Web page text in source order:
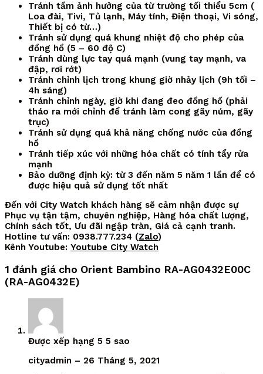
Tránh tầm ảnh hưởng của từ trường tối thiểu 5cm (
Loa đài, Tivi, Tủ lạnh, Máy tính, Điện thoại, Vi sóng,
Thiết bị có từ…)
Tránh sử dụng quá khung nhiệt độ cho phép của
đồng hồ (5 – 60 độ C)
Tránh dùng lực tay quá mạnh (vung tay mạnh, va
đập, rơi rớt)
Tránh chỉnh lịch trong khung giờ nhảy lịch (9h tối –
4h sáng)
Tránh chỉnh ngày, giờ khi đang đeo đồng hồ (phải
tháo ra mới chỉnh để tránh làm cong gãy núm, gãy
trục)
Tránh sử dụng quá khả năng chống nước của đồng
hồ
Tránh tiếp xúc với những hóa chất có tính tẩy rửa
mạnh
Bảo dưỡng định kỳ: từ 3 đến năm 5 năm 1 lần để có
được hiệu quả sử dụng tốt nhất
Đến với City Watch khách hàng sẽ cảm nhận được sự
Phục vụ tận tậm, chuyên nghiệp, Hàng hóa chất lượng,
Chính sách tốt, Ưu đãi ngập tràn, Giá cả cạnh tranh.
Hotline tư vấn: 0938.777.234 (Zalo)
Kênh Youtube: Youtube City Watch
1 đánh giá cho Orient Bambino RA-AG0432E00C
(RA-AG0432E)
Được xếp hạng 5 5 sao
cityadmin – 26 Tháng 5, 2021